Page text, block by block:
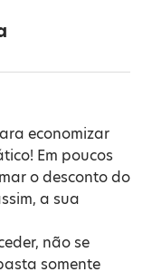
economizar
Em poucos
o desconto do
a sua
não se
somente